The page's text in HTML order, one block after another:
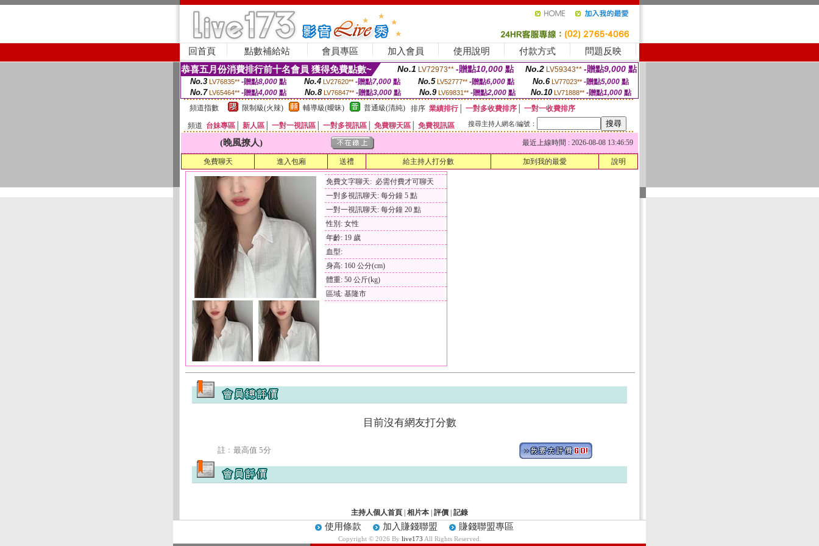
回首頁 點數補給站 會員專區 加入會員 使用說明 付款方式 問題反映
恭喜五月份消費排行前十名會員 獲得免費點數~ No.1 LV72973** -贈點10,000 點 No.2 LV59343** -贈點9,000 點
No.3 LV76835** -贈點8,000點 No.4 LV27620** -贈點7,000點 No.5 LV52777** -贈點6,000點 No.6 LV77023** -贈點5,000點
No.7 LV65464** -贈點4,000 點 No.8 LV76847** -贈點3,000 點 No.9 LV69831** -贈點2,000點 No.10 LV71888** -贈點1,000 點
頻道指數
限制級(火辣) 輔導級(曖昧) 普通級(清純) 排序 業績排行│ 一對多收費排序
一對一收費排序
頻道 台妹專區 新人區 一對一視訊區 一對多視訊區 免費聊天區 免費視訊區 搜尋主持人網名/編號：
(晚風撩人) 最近上線時間 : 2026-08-08 13:46:59
免費聊天 進入包廂 送禮 給主持人打分數 加到我的最愛 說明
免費文字聊天: 必需付費才可聊天
一對多視訊聊天: 每分鐘 5 點
一對一視訊聊天: 每分鐘 20 點
性別: 女性
年齡: 19 歲
血型:
身高: 160 公分(cm)
體重: 50 公斤(kg)
區域: 基隆市
目前沒有網友打分數
註﹕最高值 5分
主持人個人首頁 相片本 評價 記錄
使用條款 加入賺錢聯盟 賺錢聯盟專區
Copyright © 2026 By live173 All Rights Reserved.